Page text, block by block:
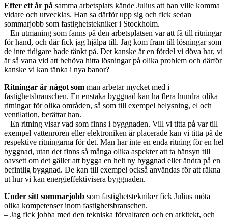
Efter ett år på samma arbetsplats kände Julius att han ville komma
vidare och utvecklas. Han sa därför upp sig och fick sedan
sommarjobb som fastighetstekniker i Stockholm.
– En utmaning som fanns på den arbetsplatsen var att få till ritningar
för hand, och där fick jag hjälpa till. Jag kom fram till lösningar som
de inte tidigare hade tänkt på. Det kanske är en fördel vi döva har, vi
är så vana vid att behöva hitta lösningar på olika problem och därför
kanske vi kan tänka i nya banor?
Ritningar är något som man arbetar mycket med i
fastighetsbranschen. En enstaka byggnad kan ha flera hundra olika
ritningar för olika områden, så som till exempel belysning, el och
ventilation, berättar han.
– En ritning visar vad som finns i byggnaden. Vill vi titta på var till
exempel vattenrören eller elektroniken är placerade kan vi titta på de
respektive ritningarna för det. Man har inte en enda ritning för en hel
byggnad, utan det finns så många olika aspekter att ta hänsyn till
oavsett om det gäller att bygga en helt ny byggnad eller ändra på en
befintlig byggnad. De kan till exempel också användas för att räkna
ut hur vi kan energieffektivisera byggnaden.
Under sitt sommarjobb som fastighetstekniker fick Julius möta
olika kompetenser inom fastighetsbranschen.
– Jag fick jobba med den tekniska förvaltaren och en arkitekt, och